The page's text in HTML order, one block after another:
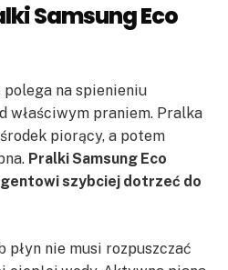
Samsung Eco
na spienieniu
właściwym praniem. Pralka
piorący, a potem
Pralki Samsung Eco
szybciej dotrzeć do
płyn nie musi rozpuszczać